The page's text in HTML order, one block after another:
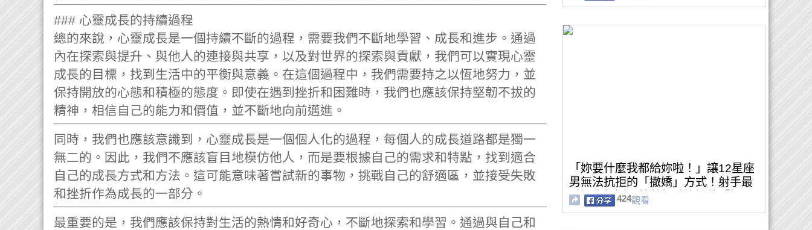
### 心靈成長的持續過程
總的來說，心靈成長是一個持續不斷的過程，需要我們不斷地學習、成長和進步。通過
內在探索與提升、與他人的連接與共享，以及對世界的探索與貢獻，我們可以實現心靈
成長的目標，找到生活中的平衡與意義。在這個過程中，我們需要持之以恆地努力，並
保持開放的心態和積極的態度。即使在遇到挫折和困難時，我們也應該保持堅韌不拔的
精神，相信自己的能力和價值，並不斷地向前邁進。
同時，我們也應該意識到，心靈成長是一個個人化的過程，每個人的成長道路都是獨一
無二的。因此，我們不應該盲目地模仿他人，而是要根據自己的需求和特點，找到適合
自己的成長方式和方法。這可能意味著嘗試新的事物，挑戰自己的舒適區，並接受失敗
和挫折作為成長的一部分。
最重要的是，我們應該保持對生活的熱情和好奇心，不斷地探索和學習。通過與自己和
「妳要什麼我都給妳啦！」讓12星座
男無法抗拒的「撒嬌」方式！射手最
愛調皮打鬧、牡羊想聽妳說他「好
棒」！
424觀看